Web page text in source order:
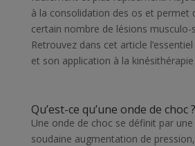
à la consolidation des os et permet
certain nombre de lésions musculo-
Retrouvez dans cet article
et son application à la
Qu’est-ce qu’une onde de choc ?
Une onde de choc se définit par
soudaine augmentation de